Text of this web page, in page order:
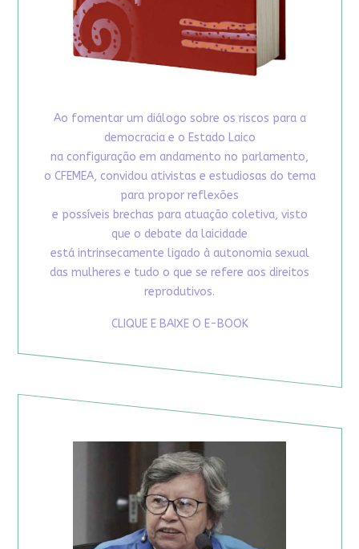
Ao fomentar um diálogo sobre os riscos para a
democracia e o Estado Laico
na configuração em andamento no parlamento,
o CFEMEA, convidou ativistas e estudiosas do tema
para propor reflexões
e possíveis brechas para atuação coletiva, visto
que o debate da laicidade
está intrinsecamente ligado à autonomia sexual
das mulheres e tudo o que se refere aos direitos
reprodutivos.
CLIQUE E BAIXE O E-BOOK